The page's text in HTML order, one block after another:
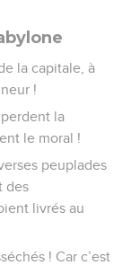
la capitale, à
!
perdent la
le moral !
peuplades
des
livrés au
! Car c’est